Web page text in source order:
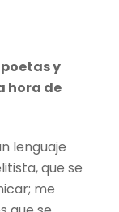
y
hora de
lenguaje
que se
me